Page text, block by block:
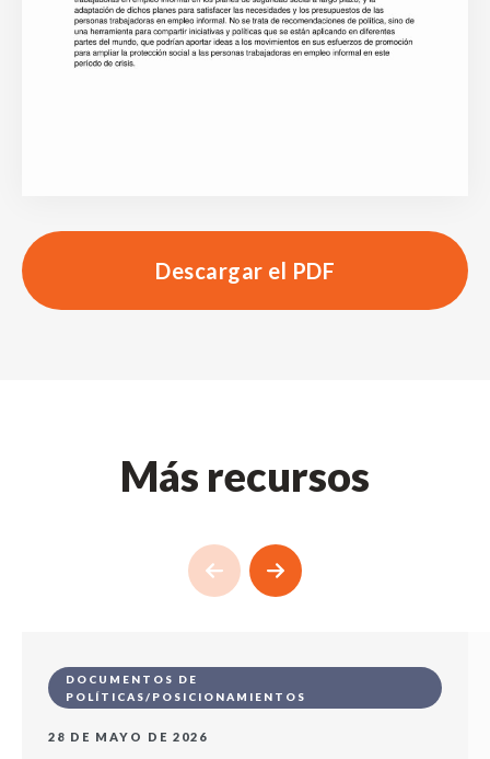
Descargar el PDF
Más recursos
DOCUMENTOS DE
POLÍTICAS/POSICIONAMIENTOS
28 DE MAYO DE 2026